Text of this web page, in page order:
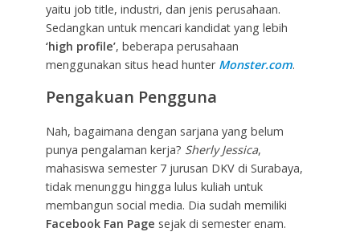
yaitu job title, industri, dan jenis perusahaan.
Sedangkan untuk mencari kandidat yang lebih
‘high profile’, beberapa perusahaan
menggunakan situs head hunter Monster.com.
Pengakuan Pengguna
Nah, bagaimana dengan sarjana yang belum
punya pengalaman kerja? Sherly Jessica,
mahasiswa semester 7 jurusan DKV di Surabaya,
tidak menunggu hingga lulus kuliah untuk
membangun social media. Dia sudah memiliki
Facebook Fan Page sejak di semester enam.